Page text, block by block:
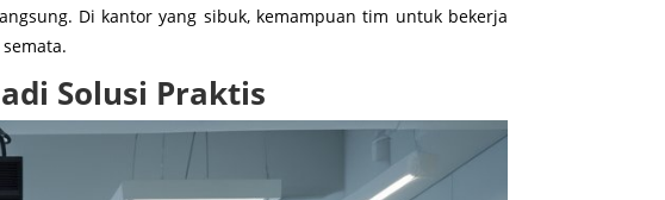
Di kantor yang sibuk, kemampuan tim untuk bekerja
Solusi Praktis